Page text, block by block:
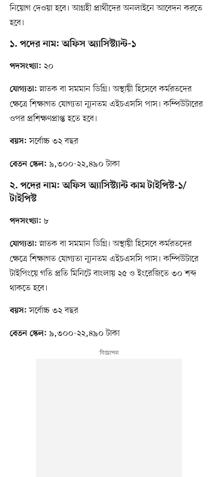
নিয়োগ দেওয়া হবে। আগ্রহী প্রার্থীদের অনলাইনে আবেদন করতে
হবে।
১. পদের নাম: অফিস অ্যাসিস্ট্যান্ট-১
পদসংখ্যা: ২০
যোগ্যতা: স্নাতক বা সমমান ডিগ্রি। অস্থায়ী হিসেবে কর্মরতদের
ক্ষেত্রে শিক্ষাগত যোগ্যতা ন্যূনতম এইচএসসি পাস। কম্পিউটারের
ওপর প্রশিক্ষণপ্রাপ্ত হতে হবে।
বয়স: সর্বোচ্চ ৩২ বছর
বেতন স্কেল: ৯,৩০০-২২,৪৯০ টাকা
২. পদের নাম: অফিস অ্যাসিস্ট্যান্ট কাম টাইপিস্ট-১/
টাইপিস্ট
পদসংখ্যা: ৮
যোগ্যতা: স্নাতক বা সমমান ডিগ্রি। অস্থায়ী হিসেবে কর্মরতদের
ক্ষেত্রে শিক্ষাগত যোগ্যতা ন্যূনতম এইচএসসি পাস। কম্পিউটারে
টাইপিংয়ে গতি প্রতি মিনিটে বাংলায় ২৫ ও ইংরেজিতে ৩০ শব্দ
থাকতে হবে।
বয়স: সর্বোচ্চ ৩২ বছর
বেতন স্কেল: ৯,৩০০-২২,৪৯০ টাকা